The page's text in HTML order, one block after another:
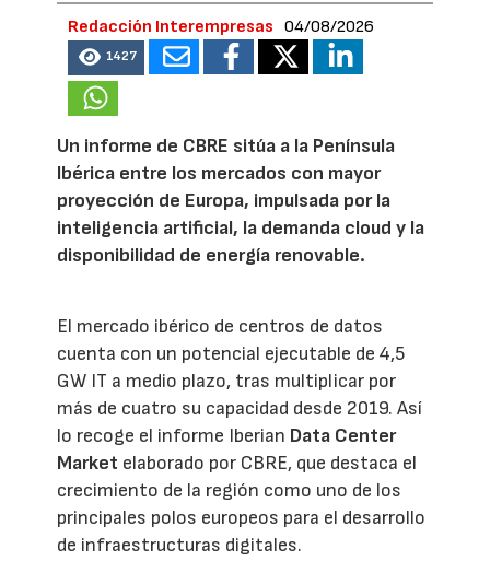
Redacción Interempresas 04/08/2026
1427
Un informe de CBRE sitúa a la Península
Ibérica entre los mercados con mayor
proyección de Europa, impulsada por la
inteligencia artificial, la demanda cloud y la
disponibilidad de energía renovable.
El mercado ibérico de centros de datos
cuenta con un potencial ejecutable de 4,5
GW IT a medio plazo, tras multiplicar por
más de cuatro su capacidad desde 2019. Así
lo recoge el informe Iberian Data Center
Market elaborado por CBRE, que destaca el
crecimiento de la región como uno de los
principales polos europeos para el desarrollo
de infraestructuras digitales.